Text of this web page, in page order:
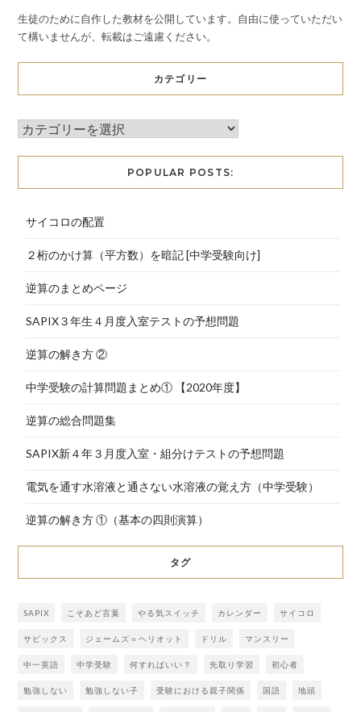
生徒のために自作した教材を公開しています。自由に使っていただい
て構いませんが、転載はご遠慮ください。
カテゴリー
POPULAR POSTS:
サイコロの配置
２桁のかけ算（平方数）を暗記 [中学受験向け]
逆算のまとめページ
SAPIX３年生４月度入室テストの予想問題
逆算の解き方 ②
中学受験の計算問題まとめ① 【2020年度】
逆算の総合問題集
SAPIX新４年３月度入室・組分けテストの予想問題
電気を通す水溶液と通さない水溶液の覚え方（中学受験）
逆算の解き方 ①（基本の四則演算）
タグ
SAPIX こそあど言葉 やる気スイッチ カレンダー サイコロ
サピックス ジェームズ＝ヘリオット ドリル マンスリー
中一英語 中学受験 何すればいい？ 先取り学習 初心者
勉強しない 勉強しない子 受験における親子関係 国語 地頭